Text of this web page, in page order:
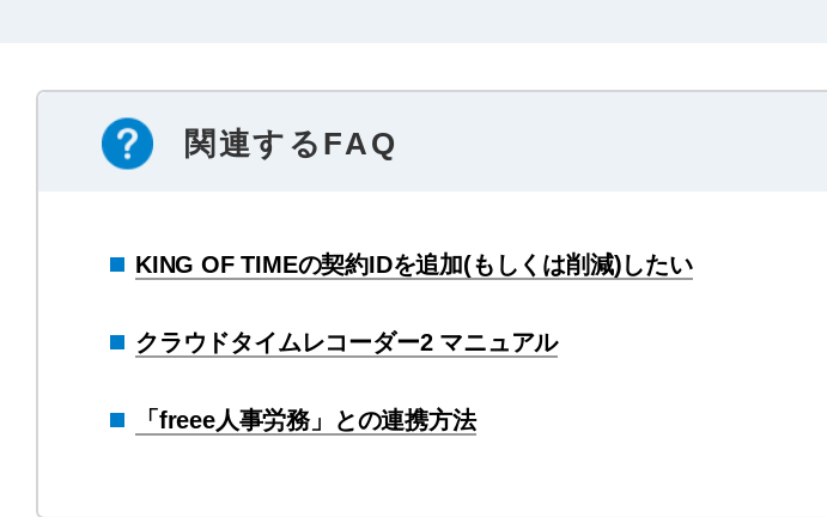
関連するFAQ
KING OF TIMEの契約IDを追加(もしくは削減)したい
クラウドタイムレコーダー2 マニュアル
「freee人事労務」との連携方法